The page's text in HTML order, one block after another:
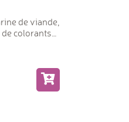
de viande,
colorants